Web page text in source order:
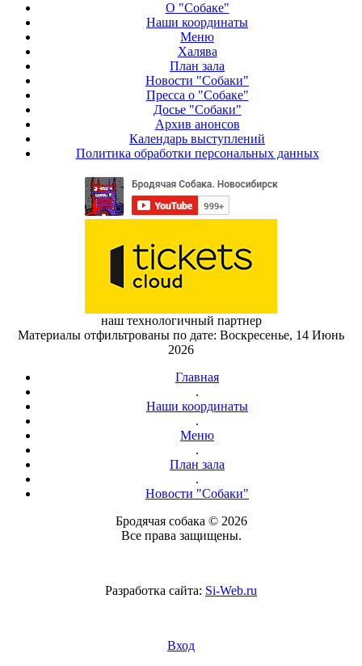
О "Собаке"
Наши координаты
Меню
Халява
План зала
Новости "Собаки"
Пресса о "Собаке"
Досье "Собаки"
Архив анонсов
Календарь выступлений
Политика обработки персональных данных
наш технологичный партнер
Материалы отфильтрованы по дате: Воскресенье, 14 Июнь
2026
Главная
.
Наши координаты
.
Меню
.
План зала
.
Новости "Собаки"
Бродячая собака © 2026
Все права защищены.
Разработка сайта: Si-Web.ru
Вход